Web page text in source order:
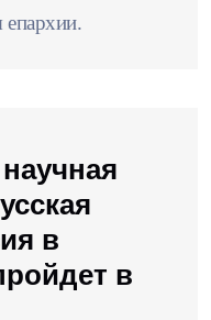
епархии.
в
в